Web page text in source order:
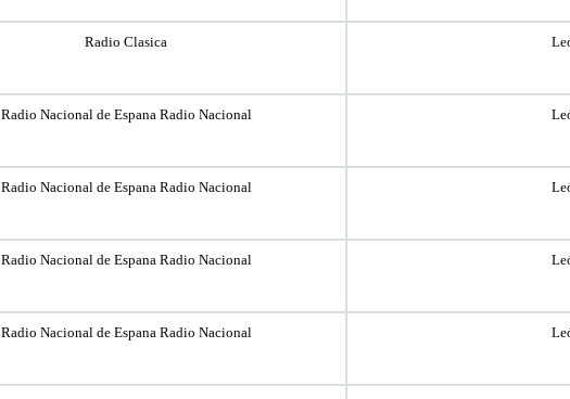
Radio Clasica
Radio Nacional de Espana Radio Nacional
Radio Nacional de Espana Radio Nacional
Radio Nacional de Espana Radio Nacional
Radio Nacional de Espana Radio Nacional